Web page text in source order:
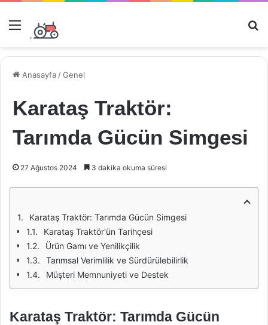
Menü
Anasayfa /Genel
Karataş Traktör:
Tarımda Gücün Simgesi
27 Ağustos 2024 3 dakika okuma süresi
Karataş Traktör: Tarımda Gücün Simgesi
Karataş Traktör'ün Tarihçesi
Ürün Gamı ve Yenilikçilik
Tarımsal Verimlilik ve Sürdürülebilirlik
Müşteri Memnuniyeti ve Destek
Karataş Traktör: Tarımda Gücün